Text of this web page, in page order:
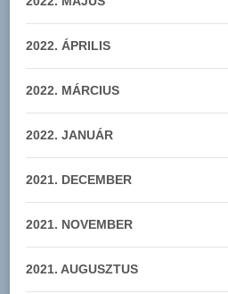
2022. ÁPRILIS
2022. MÁRCIUS
2022. JANUÁR
2021. DECEMBER
2021. NOVEMBER
2021. AUGUSZTUS